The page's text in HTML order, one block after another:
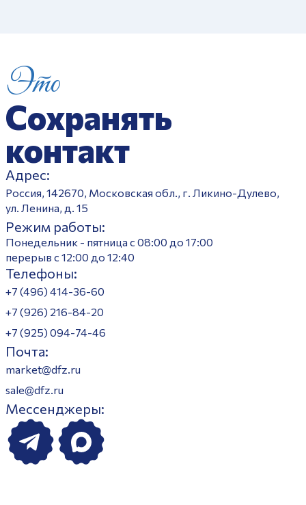
Это
Сохранять
контакт
Адрес:
Россия, 142670, Московская обл., г. Ликино-Дулево,
ул. Ленина, д. 15
Режим работы:
Понедельник - пятница с 08:00 до 17:00
перерыв с 12:00 до 12:40
Телефоны:
+7 (496) 414-36-60
+7 (926) 216-84-20
+7 (925) 094-74-46
Почта:
market@dfz.ru
sale@dfz.ru
Мессенджеры: